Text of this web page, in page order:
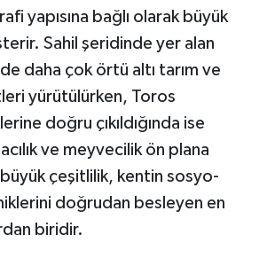
yapısına bağlı olarak büyük
Sahil şeridinde yer alan
daha çok örtü altı tarım ve
yürütülürken, Toros
doğru çıkıldığında ise
ve meyvecilik ön plana
büyük çeşitlilik, kentin sosyo-
doğrudan besleyen en
biridir.